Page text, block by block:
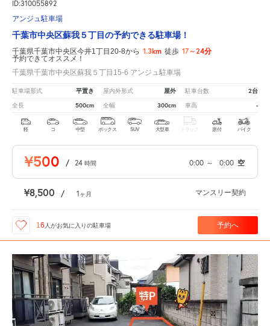
ID:310055892
アンジュ駐車場
千葉市中央区蘇我５丁目の予約できる駐車場！
千葉県千葉市中央区今井1丁目20-8から 1.3km 徒歩 17～24分
予約できてオススメ！
千葉県千葉市中央区蘇我５丁目15-6 アンジュ駐車場
駐車場形式 平置き 屋内外形式 屋外 駐車台数 2台
全長 500cm 全幅 300cm 車高 -
軽 コ 中型 ボックス SUV 大型車 トラック 原付 バイク
¥500 / 24 時間 0:00 ～ 0:00 空
¥8,500 / 1ヶ月 マンスリー契約
16 人がお気に入りの駐車場 予約へ